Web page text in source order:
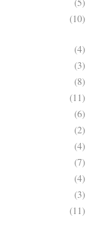
(10)
(4)
(3)
(8)
(11)
(6)
(2)
(4)
(7)
(4)
(3)
(11)